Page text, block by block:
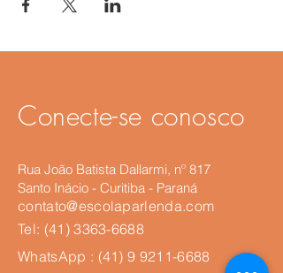
Conecte-se conosco
Rua João Batista Dallarmi, nº 817
Santo Inácio​ - Curitiba - Paraná
contato@escolaparlenda.com
Tel: (41) 3363-6688
WhatsApp : (41)9 9211-6688